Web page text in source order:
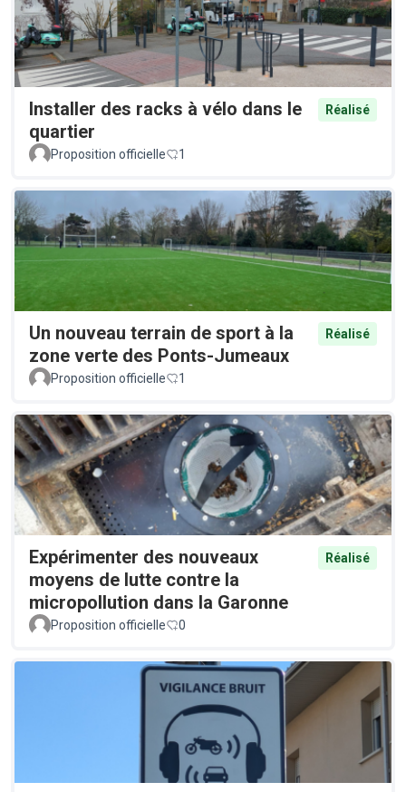
Installer des racks à vélo dans le
quartier
Réalisé
Proposition officielle 1
Un nouveau terrain de sport à la
zone verte des Ponts-Jumeaux
Réalisé
Proposition officielle 1
Expérimenter des nouveaux
moyens de lutte contre la
micropollution dans la Garonne
Réalisé
Proposition officielle 0